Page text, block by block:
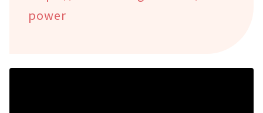
power